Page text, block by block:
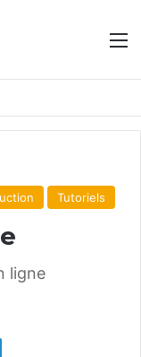
Tutoriels
ligne
Linkedin